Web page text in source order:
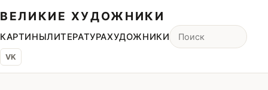
ВЕЛИКИЕ ХУДОЖНИКИ
КАРТИНЫЛИТЕРАТУРАХУДОЖНИКИ
VK